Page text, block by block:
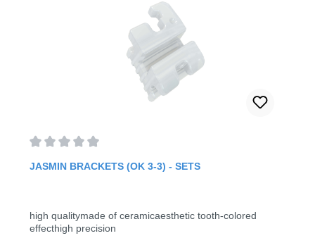
JASMIN BRACKETS (OK 3-3) - SETS
high qualitymade of ceramicaesthetic tooth-colored
effecthigh precision